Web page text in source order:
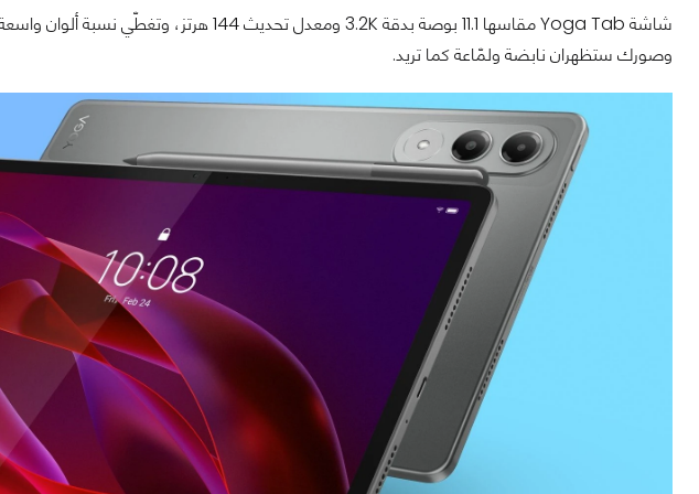
شاشة Yoga Tab مقاسها 11.1 بوصة بدقة 3.2K ومعدل تحديث 144 هرتز، وتغطّي نسبة ألوان واسعة
وصورك ستظهران نابضة ولمّاعة كما تريد.